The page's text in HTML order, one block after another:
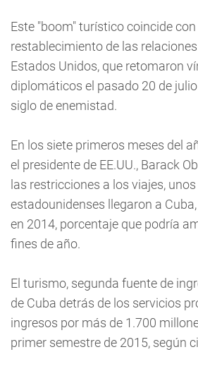
Este "boom" turístico coincide
restablecimiento de las
Estados Unidos, que retomaron
diplomáticos el pasado 20 de
siglo de enemistad.
En los siete primeros meses del
el presidente de EE.UU., Barack
las restricciones a los viajes,
estadounidenses llegaron a
en 2014, porcentaje que podría
fines de año.
El turismo, segunda fuente de
de Cuba detrás de los servicios
ingresos por más de 1.700
primer semestre de 2015, según